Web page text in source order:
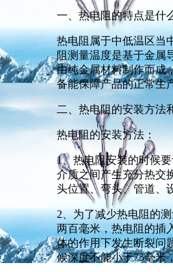
一、热电阻的特点是什
热电阻属于中低温区当
阻测量温度是基于金属
由纯金属材料制作而成
备能保障产品的正常生
二、热电阻的安装方法
热电阻的安装方法：
1、热电阻安装的时候
介质之间产生充分热交
头位置、弯头、管道、
2、为了减少热电阻的
两百毫米，热电阻的插
体的作用下发生断裂问
候深度不能小于75毫米
3931 邮箱:
首页 关于公司 新闻中心